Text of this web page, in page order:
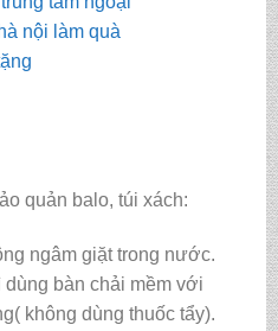
quản balo, túi xách:
ngâm giặt trong nước.
dùng bàn chải mềm với
không dùng thuốc tẩy).